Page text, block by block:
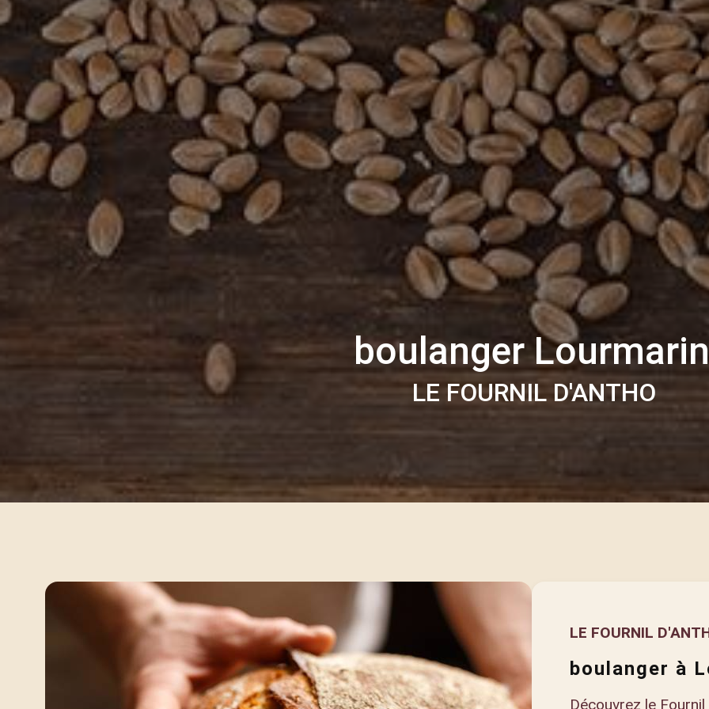
boulanger Lourmarin
LE FOURNIL D'ANTHO
LE FOURNIL
boulanger à
Découvrez le